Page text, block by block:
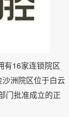
有16家连锁院区
洲院区位于白云
门批准成立的正